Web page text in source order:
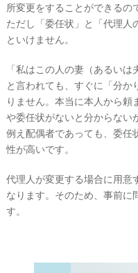
所変更をすることができるの
ただし「委任状」と「代理人
といけません。
「私はこの人の妻（あるい
と言われても、すぐに「分
りません。本当に本人から
や委任状がないと分からない
例え配偶者であっても、委任
性が高いです。
代理人が変更する場合に用意
なります。そのため、事前に
す。
レ
ス
記
事
を
c
h
k
ナ
ー
ラ
ン
キ
ン
グ
ナ
ー
レ
ポ
を
見
る